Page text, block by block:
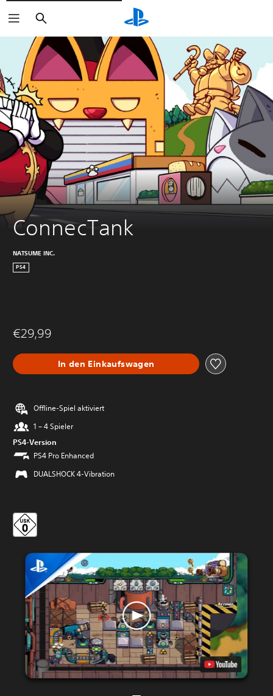
Suchen
ConnecTank
NATSUME INC.
PS4
€29,99
In den Einkaufswagen
Offline-Spiel aktiviert
1 – 4 Spieler
PS4-Version
PS4 Pro Enhanced
DUALSHOCK 4-Vibration